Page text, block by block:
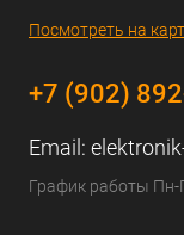
Посмотреть на
+7 (902)
Email:
График работы Пн-